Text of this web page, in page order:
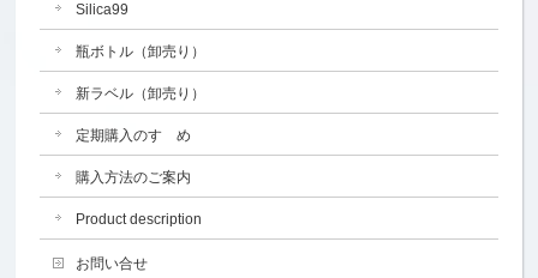
Silica99
瓶ボトル（卸売り）
新ラベル（卸売り）
定期購入のすゝめ
購入方法のご案内
Product description
お問い合せ